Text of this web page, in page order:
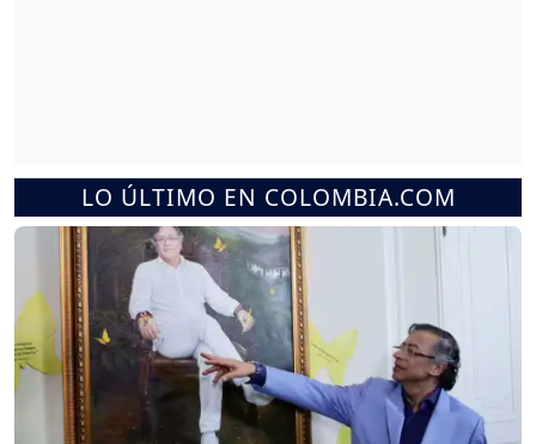
LO ÚLTIMO EN COLOMBIA.COM